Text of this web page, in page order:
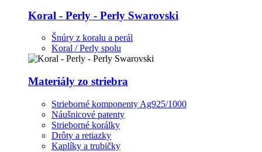
Koral - Perly - Perly Swarovski
Šnúry z koralu a perál
Koral / Perly spolu
Materiály zo striebra
Strieborné komponenty Ag925/1000
Náušnicové patenty
Strieborné korálky
Drôty a retiazky
Kaplíky a trubičky